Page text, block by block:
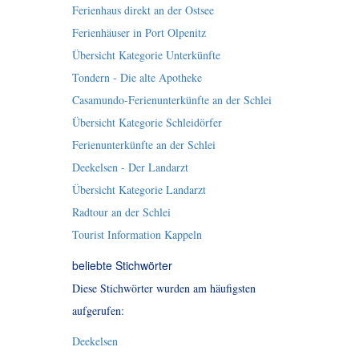
Ferienhaus direkt an der Ostsee
Ferienhäuser in Port Olpenitz
Übersicht Kategorie Unterkünfte
Tondern - Die alte Apotheke
Casamundo-Ferienunterkünfte an der Schlei
Übersicht Kategorie Schleidörfer
Ferienunterkünfte an der Schlei
Deekelsen - Der Landarzt
Übersicht Kategorie Landarzt
Radtour an der Schlei
Tourist Information Kappeln
beliebte Stichwörter
Diese Stichwörter wurden am häufigsten
aufgerufen:
Deekelsen